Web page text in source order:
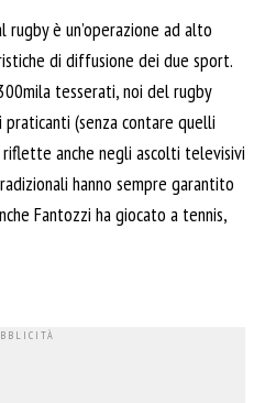
è un’operazione ad alto
di diffusione dei due sport.
tesserati, noi del rugby
praticanti (senza contare quelli
anche negli ascolti televisivi
hanno sempre garantito
Fantozzi ha giocato a tennis,